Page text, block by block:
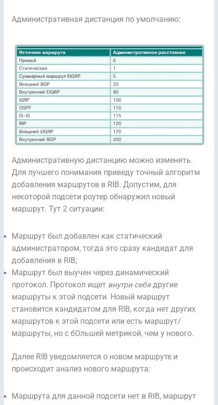
Административная дистанция по умолчанию:
Административную дистанцию можно изменять.
Для лучшего понимания приведу точный алгоритм
добавления маршрутов в RIB. Допустим, для
некоторой подсети роутер обнаружил новый
маршрут. Тут 2 ситуации:
Маршрут был добавлен как статический
администратором, тогда это сразу кандидат для
добавления в RIB;
Маршрут был выучен через динамический
протокол. Протокол ищет внутри себядругие
маршруты к этой подсети. Новый маршрут
становится кандидатом для RIB, когда нет других
маршрутов к этой подсети или есть маршрут/
маршруты, но с бОльшей метрикой, чем у нового.
Далее RIB уведомляется о новом маршруте и
происходит анализ нового маршрута:
Маршрута для данной подсети нет в RIB, маршрут